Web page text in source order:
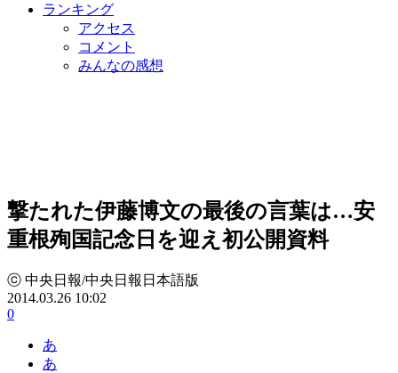
ランキング
アクセス
コメント
みんなの感想
撃たれた伊藤博文の最後の言葉は…安
重根殉国記念日を迎え初公開資料
ⓒ 中央日報/中央日報日本語版
2014.03.26 10:02
0
あ
あ